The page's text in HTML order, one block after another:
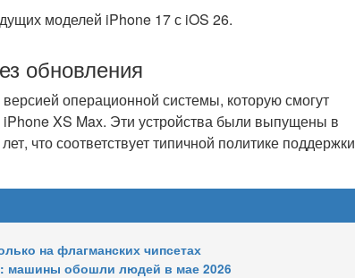
моделей iPhone 17 с iOS 26.
обновления
операционной системы, которую смогут
XS Max. Эти устройства были выпущены в
что соответствует типичной политике поддержки
на флагманских чипсетах
машины обошли людей в мае 2026